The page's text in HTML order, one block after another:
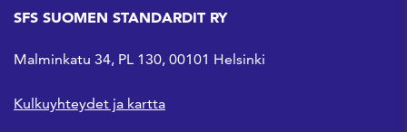
SFS SUOMEN STANDARDIT RY
Malminkatu 34, PL 130, 00101 Helsinki
Kulkuyhteydet ja kartta